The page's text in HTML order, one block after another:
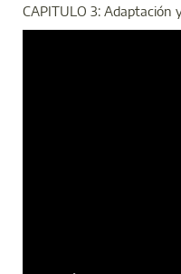
CAPITULO 3: Adaptación